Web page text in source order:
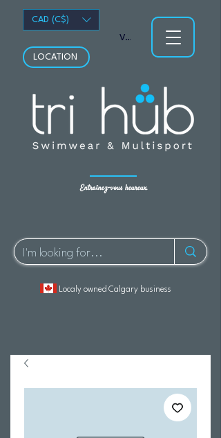
Entraînez-vous heureux.
LOCATION
Localy owned Calgary business
Voir les points
CAD (C$)